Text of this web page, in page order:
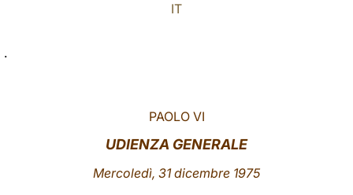
IT
.
PAOLO VI
UDIENZA GENERALE
Mercoledì, 31 dicembre 1975